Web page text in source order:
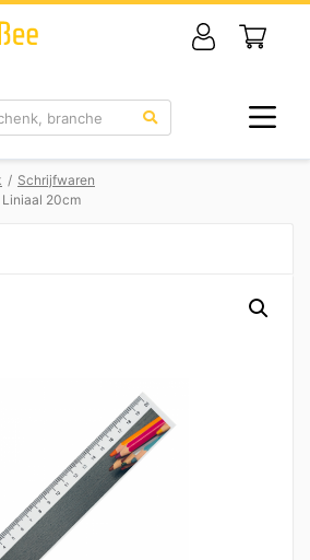
/ Schrijfwaren
20cm